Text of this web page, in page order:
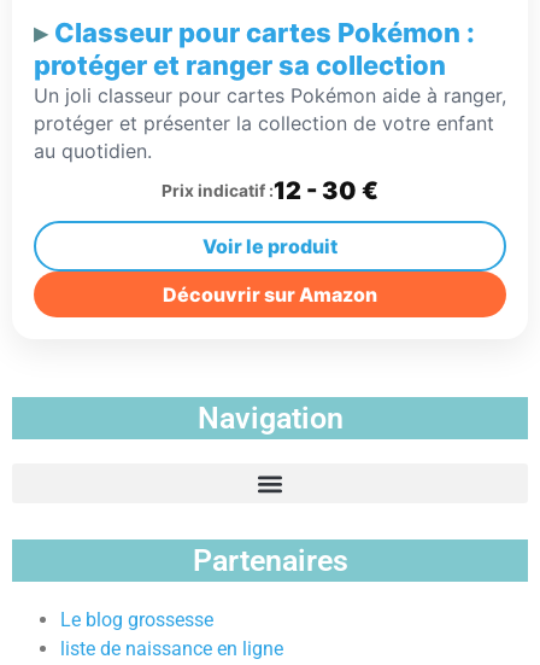
Classeur pour cartes Pokémon :
protéger et ranger sa collection
Un joli classeur pour cartes Pokémon aide à ranger,
protéger et présenter la collection de votre enfant
au quotidien.
Prix indicatif :12 - 30 €
Voir le produit
Découvrir sur Amazon
Navigation
Partenaires
Le blog grossesse
liste de naissance en ligne